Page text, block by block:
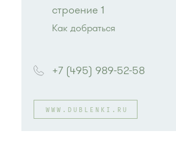
строение 1
Как добраться
Автобусы № 1, 2, 7.
Маршрутка № 903
Автобусы № 1, 2, 7.
Маршрутка № 419м, 720м, 903
+7 (495) 989-52-58
WWW.DUBLENKI.RU